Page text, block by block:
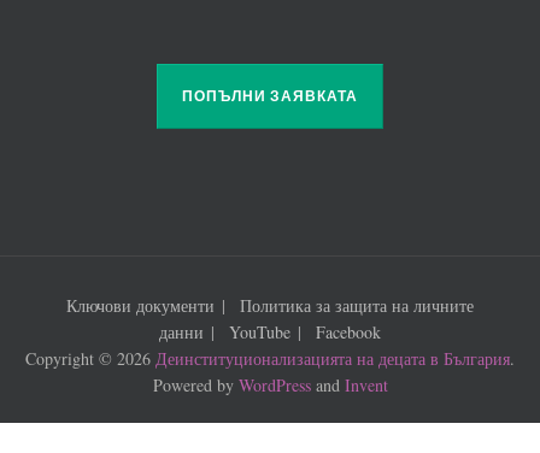
ПОПЪЛНИ ЗАЯВКАТА
Ключови документи
Политика за защита на личните
данни
YouTube
Facebook
Copyright © 2026 Деинституционализацията на децата в България.
Powered by WordPressand Invent